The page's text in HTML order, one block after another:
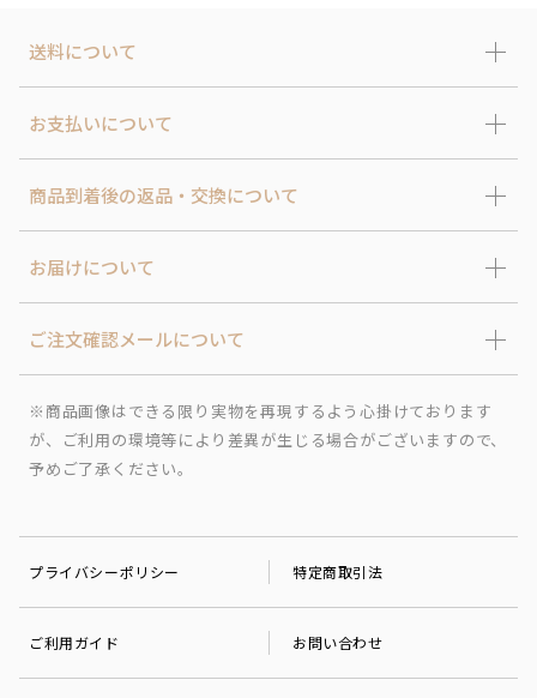
送料について
お支払いについて
商品到着後の返品・交換について
お届けについて
ご注文確認メールについて
※商品画像はできる限り実物を再現するよう心掛けております
が、ご利用の環境等により差異が生じる場合がございますので、
予めご了承ください。
プライバシーポリシー 特定商取引法
ご利用ガイド お問い合わせ